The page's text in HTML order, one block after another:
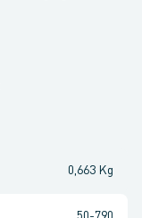
0,663 Kg